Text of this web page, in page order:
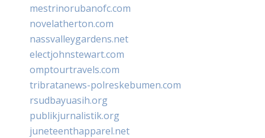
mestrinorubanofc.com
novelatherton.com
nassvalleygardens.net
electjohnstewart.com
omptourtravels.com
tribratanews-polreskebumen.com
rsudbayuasih.org
publikjurnalistik.org
juneteenthapparel.net